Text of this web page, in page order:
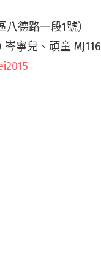
德路一段1號）
寧兒、頑童 MJ116